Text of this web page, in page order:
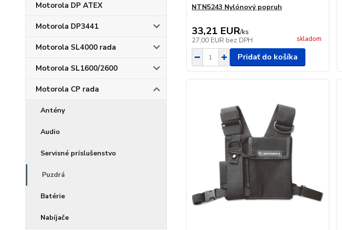
Motorola DP ATEX
Motorola DP3441
Motorola SL4000 rada
Motorola SL1600/2600
Motorola CP rada
Antény
Audio
Servisné príslušenstvo
Puzdrá
Batérie
Nabíjače
NTN5243 Nylónový popruh
33,21 EUR/ks
27,00 EUR bez DPH skladom
Pridať do košíka